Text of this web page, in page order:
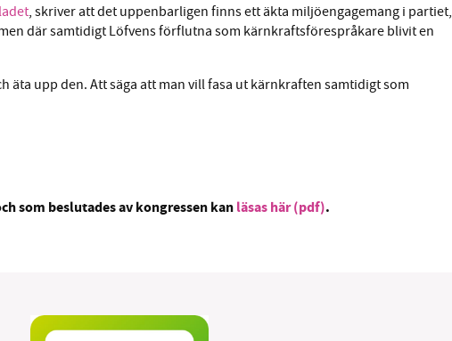
, skriver att det uppenbarligen finns ett äkta miljöengagemang i partiet,
där samtidigt Löfvens förflutna som kärnkraftsförespråkare blivit en
äta upp den. Att säga att man vill fasa ut kärnkraften samtidigt som
som beslutades av kongressen kanläsas här (pdf).